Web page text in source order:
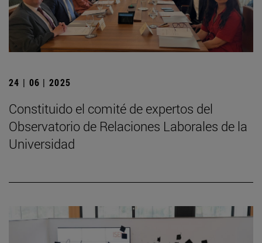
24 | 06 | 2025
Constituido el comité de expertos del
Observatorio de Relaciones Laborales de la
Universidad